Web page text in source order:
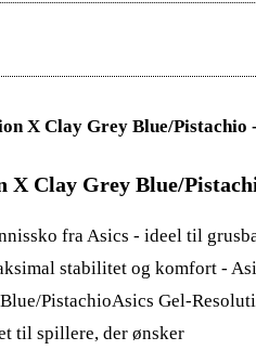
X Clay Grey Blue/
fra Asics - ideel til
stabilitet og komfort -
PistachioAsics Gel-
til spillere, der ønsker